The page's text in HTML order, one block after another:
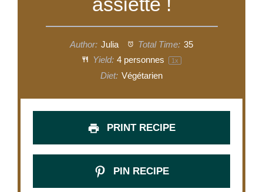
Author: Julia Total Time: 35
Yield: 4 personnes 1x
Diet: Végétarien
PRINT RECIPE
PIN RECIPE